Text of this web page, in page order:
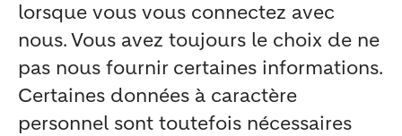
lorsque vous vous connectez avec
nous. Vous avez toujours le choix de ne
pas nous fournir certaines informations.
Certaines données à caractère
personnel sont toutefois nécessaires